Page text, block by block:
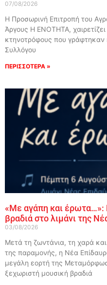
07/08/2026
Η Προσωρινή Επιτροπή του
Άργους Η ΕΝΟΤΗΤΑ,
κτηνοτρόφους που γράφτηκαν
Συλλόγου
ΠΕΡΙΣΣΟΤΕΡΑ »
«Με αγάπη και έρωτα…»:
βραδιά στο λιμάνι της
03/08/2026
Μετά τη ζωντάνια, τη χαρά
της παραμονής, η Νέα
μεγάλη εορτή της
ξεχωριστή μουσική βραδιά